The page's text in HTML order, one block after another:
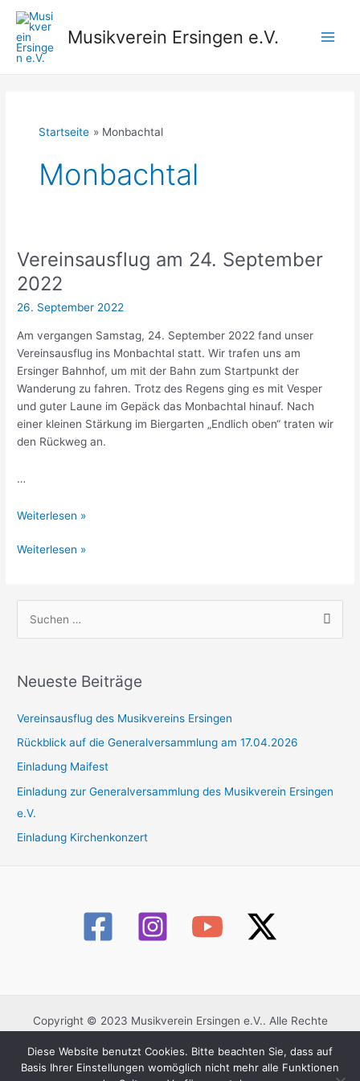
Inhalt
springen
Musikverein Ersingen e.V.
Startseite Monbachtal
Monbachtal
Vereinsausflug am 24. September
2022
26. September 2022
Am vergangen Samstag, 24. September 2022 fand unser
Vereinsausflug ins Monbachtal statt. Wir trafen uns am
Ersinger Bahnhof, um mit der Bahn zum Startpunkt der
Wanderung zu fahren. Trotz des Regens ging es mit Vesper
und guter Laune im Gepäck das Monbachtal hinauf. Nach
einer kleinen Stärkung im Biergarten „Endlich oben“ traten wir
den Rückweg an.
…
Vereinsausflug
24.
Weiterlesen »
Vereinsausflug
September
2022
Weiterlesen »
h
n
n
a
Neueste Beiträge
Vereinsausflug des Musikvereins Ersingen
Rückblick auf die Generalversammlung am 17.04.2026
Einladung Maifest
Einladung zur Generalversammlung des Musikverein Ersingen
e.V.
Einladung Kirchenkonzert
Copyright © 2023 Musikverein Ersingen e.V.. Alle Rechte
Datenschutzerklärung
Diese Website benutzt Cookies. Bitte beachten Sie, dass auf
Basis Ihrer Einstellungen womöglich nicht mehr alle Funktionen